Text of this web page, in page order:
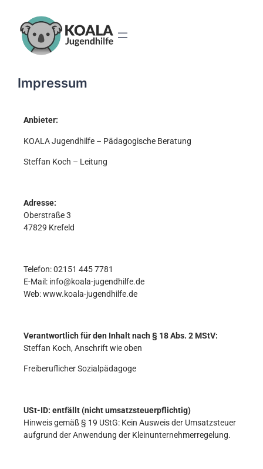
Impressum
Anbieter:
KOALA Jugendhilfe – Pädagogische Beratung
Steffan Koch – Leitung
Adresse:
Oberstraße 3
47829 Krefeld
Telefon: 02151 445 7781
E-Mail: info@koala-jugendhilfe.de
Web: www.koala-jugendhilfe.de
Verantwortlich für den Inhalt nach § 18 Abs. 2 MStV:
Steffan Koch, Anschrift wie oben
Freiberuflicher Sozialpädagoge
USt-ID: entfällt (nicht umsatzsteuerpflichtig)
Hinweis gemäß § 19 UStG: Kein Ausweis der Umsatzsteuer
aufgrund der Anwendung der Kleinunternehmerregelung.